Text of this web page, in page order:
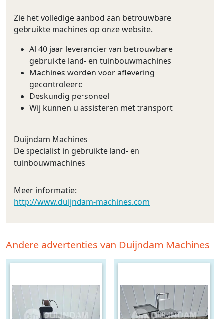
Zie het volledige aanbod aan betrouwbare
gebruikte machines op onze website.
Al 40 jaar leverancier van betrouwbare
gebruikte land- en tuinbouwmachines
Machines worden voor aflevering
gecontroleerd
Deskundig personeel
Wij kunnen u assisteren met transport
Duijndam Machines
De specialist in gebruikte land- en
tuinbouwmachines
Meer informatie:
http://www.duijndam-machines.com
Andere advertenties van Duijndam Machines